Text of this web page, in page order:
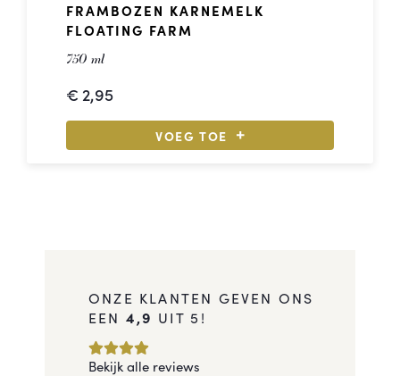
FRAMBOZEN KARNEMELK
FLOATING FARM
750 ml
€ 2,95
VOEG TOE
ONZE KLANTEN GEVEN ONS
EEN 4,9 UIT 5!
Bekijk alle reviews